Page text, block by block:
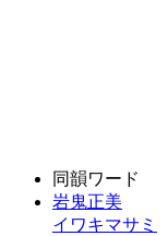
同韻ワード
岩鬼正美
イワキマサミ